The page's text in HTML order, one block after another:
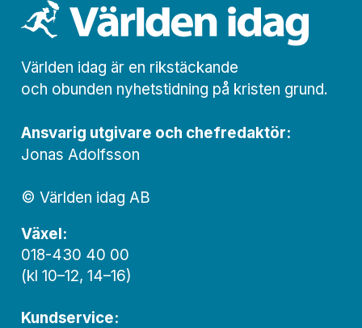
Världen idag är en rikstäckande
och obunden nyhets­­­tidning på kristen grund.
Ansvarig utgivare och chef­redaktör:
Jonas Adolfsson
© Världen idag AB
Växel:
018-430 40 00
(kl 10–12, 14–16)
Kundservice: